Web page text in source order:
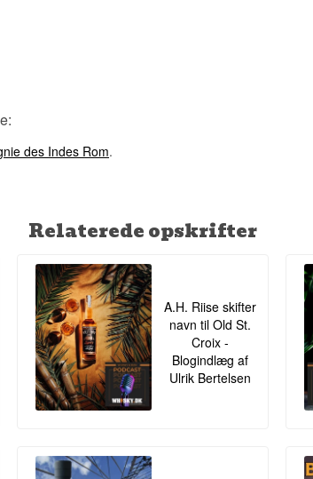
des Indes Rom.
Relaterede opskrifter
A.H. Riise skifter
navn til Old St.
Croix -
Blogindlæg af
Ulrik Bertelsen